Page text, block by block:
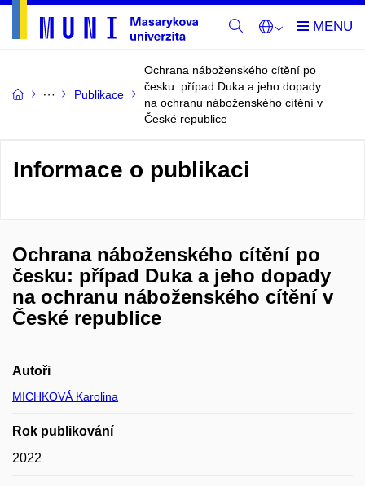
Publikace
Ochrana náboženského cítění po
česku: případ Duka a jeho dopady
na ochranu náboženského cítění v
České republice
Informace o publikaci
Ochrana náboženského cítění po
česku: případ Duka a jeho dopady
na ochranu náboženského cítění v
České republice
Autoři
MICHKOVÁ Karolina
Rok publikování
2022